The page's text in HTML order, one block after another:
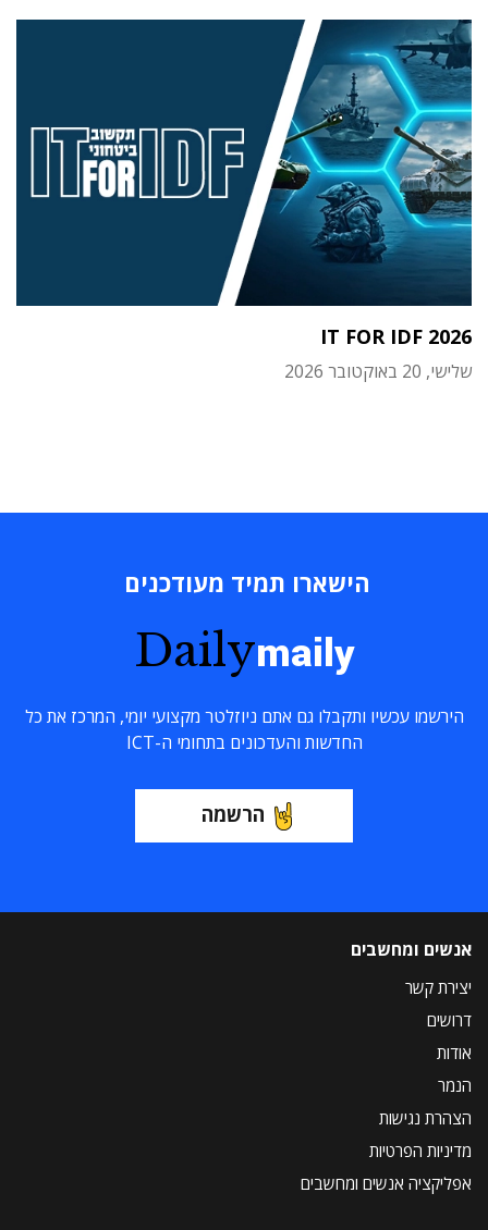
IT FOR IDF 2026
שלישי, 20 באוקטובר 2026
הישארו תמיד מעודכנים
Dailymaily
הירשמו עכשיו ותקבלו גם אתם ניוזלטר מקצועי יומי, המרכז את כל
החדשות והעדכונים בתחומי ה-ICT
הרשמה
אנשים ומחשבים
יצירת קשר
דרושים
אודות
הנמר
הצהרת נגישות
מדיניות הפרטיות
אפליקציה אנשים ומחשבים